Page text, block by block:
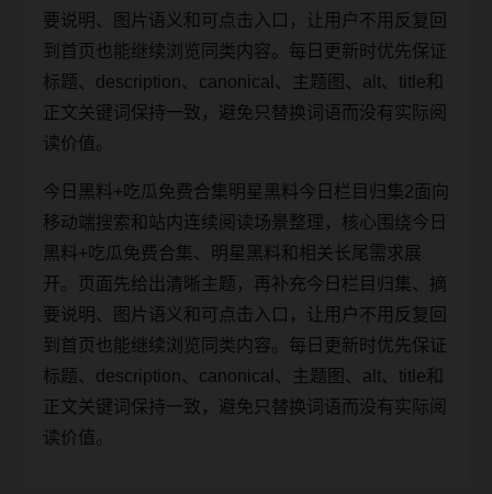
要说明、图片语义和可点击入口，让用户不用反复回
到首页也能继续浏览同类内容。每日更新时优先保证
标题、description、canonical、主题图、alt、title和
正文关键词保持一致，避免只替换词语而没有实际阅
读价值。
今日黑料+吃瓜免费合集明星黑料今日栏目归集2面向
移动端搜索和站内连续阅读场景整理，核心围绕今日
黑料+吃瓜免费合集、明星黑料和相关长尾需求展
开。页面先给出清晰主题，再补充今日栏目归集、摘
要说明、图片语义和可点击入口，让用户不用反复回
到首页也能继续浏览同类内容。每日更新时优先保证
标题、description、canonical、主题图、alt、title和
正文关键词保持一致，避免只替换词语而没有实际阅
读价值。